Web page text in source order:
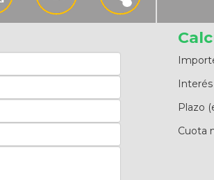
Interés
Plazo
Cuota